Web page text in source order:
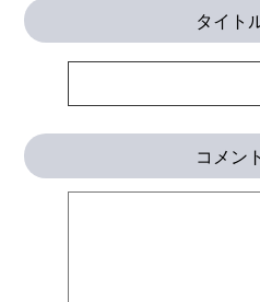
タイト
コメン